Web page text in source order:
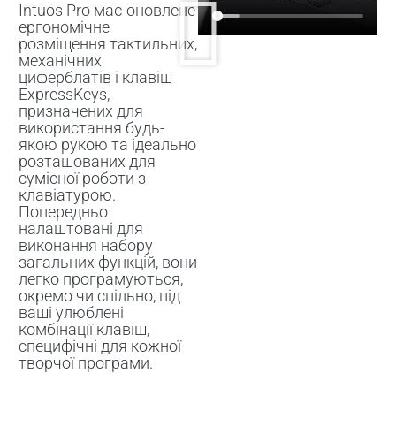
Intuos Pro має оновлене
ергономічне
розміщення тактильних,
механічних
циферблатів і клавіш
ExpressKeys,
призначених для
використання будь-
якою рукою та ідеально
розташованих для
сумісної роботи з
клавіатурою.
Попередньо
налаштовані для
виконання набору
загальних функцій, вони
легко програмуються,
окремо чи спільно, під
ваші улюблені
комбінації клавіш,
специфічні для кожної
творчої програми.